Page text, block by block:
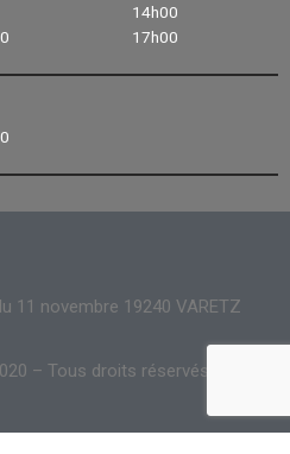
14h00
17h00
11 novembre 19240 VARETZ
– Tous droits réservés